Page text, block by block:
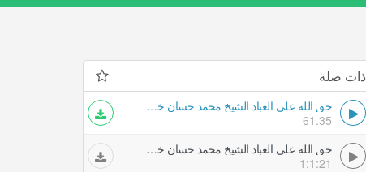
ذات صلة
حق الله على العباد الشيخ محمد حسان خطب ودروس
61.35
حق الله على العباد الشيخ محمد حسان خطب ودروس
1:1:21